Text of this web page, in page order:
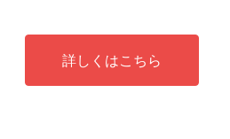
詳しくはこちら